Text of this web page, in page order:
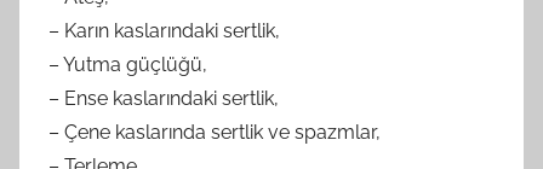
– Karın kaslarındaki sertlik,
– Yutma güçlüğü,
– Ense kaslarındaki sertlik,
– Çene kaslarında sertlik ve spazmlar,